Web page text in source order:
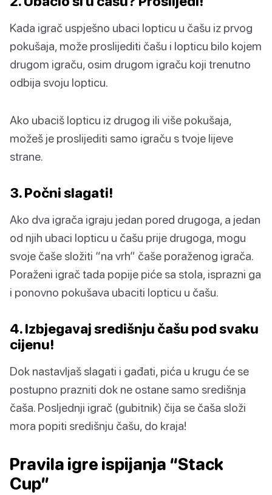
Kada igrač uspješno ubaci lopticu u čašu iz prvog
pokušaja, može proslijediti čašu i lopticu bilo kojem
drugom igraču, osim drugom igraču koji trenutno
odbija svoju lopticu.
Ako ubaciš lopticu iz drugog ili više pokušaja,
možeš je proslijediti samo igraču s tvoje lijeve
strane.
3. Počni slagati!
Ako dva igrača igraju jedan pored drugoga, a jedan
od njih ubaci lopticu u čašu prije drugoga, mogu
svoje čaše složiti “na vrh” čaše poraženog igrača.
Poraženi igrač tada popije piće sa stola, isprazni ga
i ponovno pokušava ubaciti lopticu u čašu.
4. Izbjegavaj središnju čašu pod svaku
cijenu!
Dok nastavljaš slagati i gađati, pića u krugu će se
postupno prazniti dok ne ostane samo središnja
čaša. Posljednji igrač (gubitnik) čija se čaša složi
mora popiti središnju čašu, do kraja!
Pravila igre ispijanja “Stack
Cup”